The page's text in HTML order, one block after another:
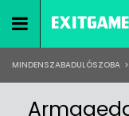
MINDENSZABADULÓSZOBA >